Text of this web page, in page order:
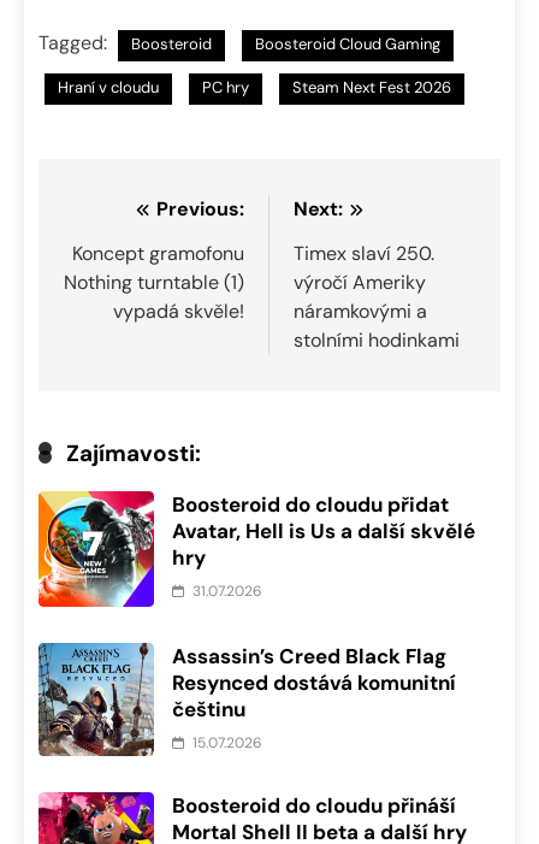
Tagged: Boosteroid Boosteroid Cloud Gaming
Hraní v cloudu PC hry Steam Next Fest 2026
Navigace
pro
příspěvek
Previous:
Koncept gramofonu
Nothing turntable (1)
vypadá skvěle!
Next:
Timex slaví 250.
výročí Ameriky
náramkovými a
stolními hodinkami
Zajímavosti:
Boosteroid do cloudu přidat
Avatar, Hell is Us a další skvělé
hry
31.07.2026
Assassin’s Creed Black Flag
Resynced dostává komunitní
češtinu
15.07.2026
Boosteroid do cloudu přináší
Mortal Shell II beta a další hry